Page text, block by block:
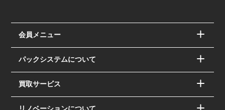
会員メニュー
パックシステムについて
買取サービス